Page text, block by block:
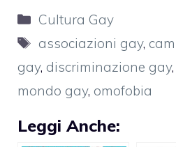
Categorie
Cultura Gay
Tag
associazioni gay,
gay, discriminazione gay,
mondo gay, omofobia
Leggi Anche: